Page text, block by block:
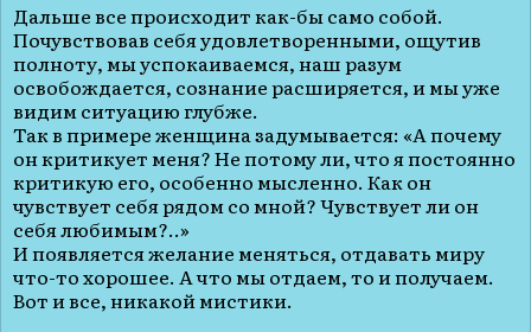
Дальше все происходит как-бы само собой.
Почувствовав себя удовлетворенными, ощутив
полноту, мы успокаиваемся, наш разум
освобождается, сознание расширяется, и мы уже
видим ситуацию глубже.
Так в примере женщина задумывается: «А почему
он критикует меня? Не потому ли, что я постоянно
критикую его, особенно мысленно. Как он
чувствует себя рядом со мной? Чувствует ли он
себя любимым?..»
И появляется желание меняться, отдавать миру
что-то хорошее. А что мы отдаем, то и получаем.
Вот и все, никакой мистики.